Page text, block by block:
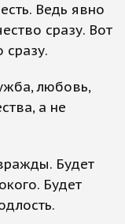
Ведь явно
сразу. Вот
сразу.
любовь,
а не
Будет
Будет